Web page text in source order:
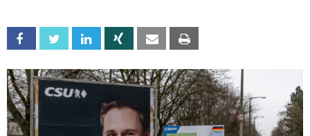
Facebook Twitter Linkedin Xing Email